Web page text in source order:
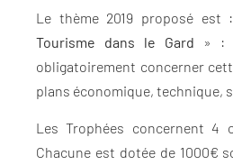
Le thème 2019 proposé est
Tourisme dans le Gard » :
obligatoirement concerner
plans économique, technique,
Les Trophées concernent 4
Chacune est dotée de 1000€